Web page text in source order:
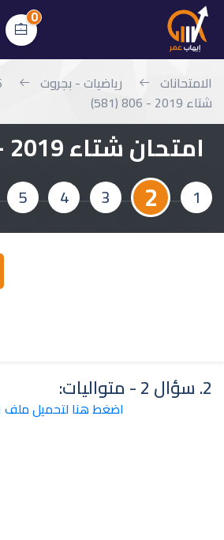
0
الامتحانات رياضيات - بجروت
شتاء 2019 - 806 (581)
امتحان شتاء 2019 - 806 (581)
1
2
3
4
5
2. سؤال 2 - متواليات:
اضغط هنا لتحميل ملف